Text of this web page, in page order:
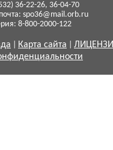
36-22-26, 36-04-70
spo36@mail.orb.ru
8-800-2000-122
Карта сайта